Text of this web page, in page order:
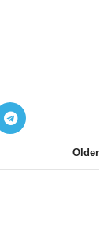
Older